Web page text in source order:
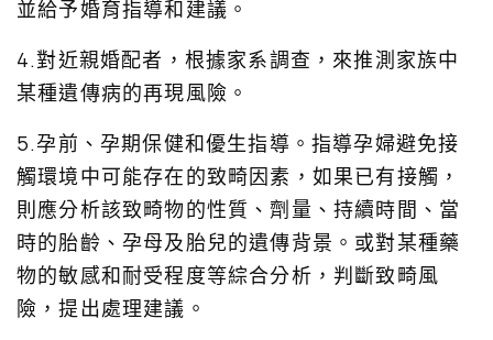
並給予婚育指導和建議。
4.對近親婚配者，根據家系調查，來推測家族中
某種遺傳病的再現風險。
5.孕前、孕期保健和優生指導。指導孕婦避免接
觸環境中可能存在的致畸因素，如果已有接觸，
則應分析該致畸物的性質、劑量、持續時間、當
時的胎齡、孕母及胎兒的遺傳背景。或對某種藥
物的敏感和耐受程度等綜合分析，判斷致畸風
險，提出處理建議。